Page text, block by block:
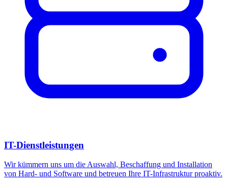
IT-Dienstleistungen
Wir kümmern uns um die Auswahl, Beschaffung und Installation
von Hard- und Software und betreuen Ihre IT-Infrastruktur proaktiv.